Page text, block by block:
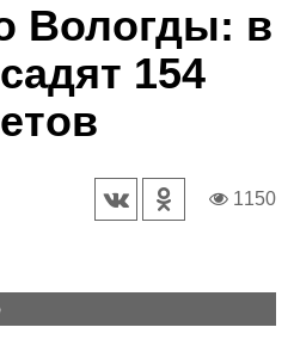
Вологды: в
154
1150